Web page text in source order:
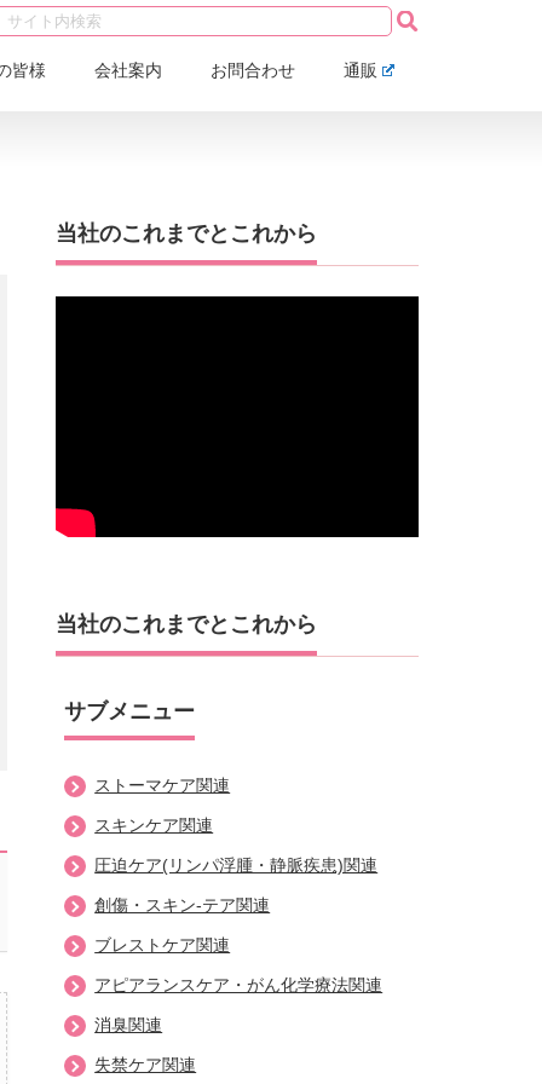
皆様 会社案内 お問合わせ 通販
当社のこれまでとこれから
当社のこれまでとこれから
ストーマケア関連
スキンケア関連
圧迫ケア(リンパ浮腫・静脈疾患)関連
創傷・スキン-テア関連
ブレストケア関連
アピアランスケア・がん化学療法関連
消臭関連
失禁ケア関連